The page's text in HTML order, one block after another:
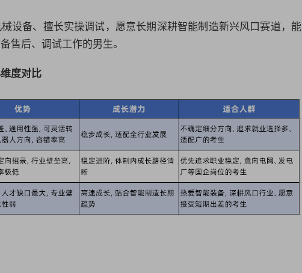
设备、擅长实操调试，愿意长期深耕智能制造新兴风口赛道，能
售后、调试工作的男生。
度对比